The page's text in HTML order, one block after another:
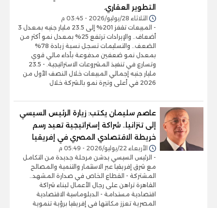
التطوير العقاري.
الثلاثاء 28/يوليو/2026 - 03:45 م
- المبيعات تقفز 201% إلى 23.5 مليار جنيه بمعدل 3
أضعاف.. والإيرادات ترتفع 25% بمعدل نمو أكثر من
الضعف.. والتسليمات تسجل نسبة زيادة 78%
بمعدل نمو ضعفين مدفوعة بأداء مالي قوي
وتسارع في تنفيذ المشروعات الاستراتيجية. - 23.5
مليار جنيه إجمالي المبيعات خلال النصف الأول من
2026 في أعلى وتيرة نمو بالشركة خلال
عاصم سليمان يكتب: زيارة الرئيس السيسي
إلى تنزانيا.. شراكة إستراتيجية تعيد رسم
خريطة الاقتصادي المصري في إفريقيا
الأربعاء 22/يوليو/2026 - 05:49 م
- الرئيس السيسي يدشن مرحلة جديدة من التكامل
مع شرق إفريقيا عبر الاستثمار والتنمية والمصالح
المشتركة - القطاع الخاص في صدارة المشهد..
القاهرة تراهن على رجال الأعمال لبناء شراكة
اقتصادية مستدامة - الدبلوماسية الاقتصادية
المصرية تعزز مكانتها في إفريقيا برؤية تنموية